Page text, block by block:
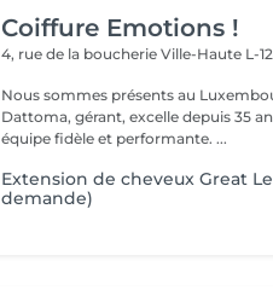
Coiffure Emotions !
4, rue de la boucherieVille-Haute L-
Nous sommes présents au
Dattoma, gérant, excelle depuis 35
équipe fidèle et performante. ...
Extension de cheveux Great
demande)